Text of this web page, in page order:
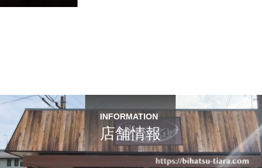
INFORMATION
店舗情報